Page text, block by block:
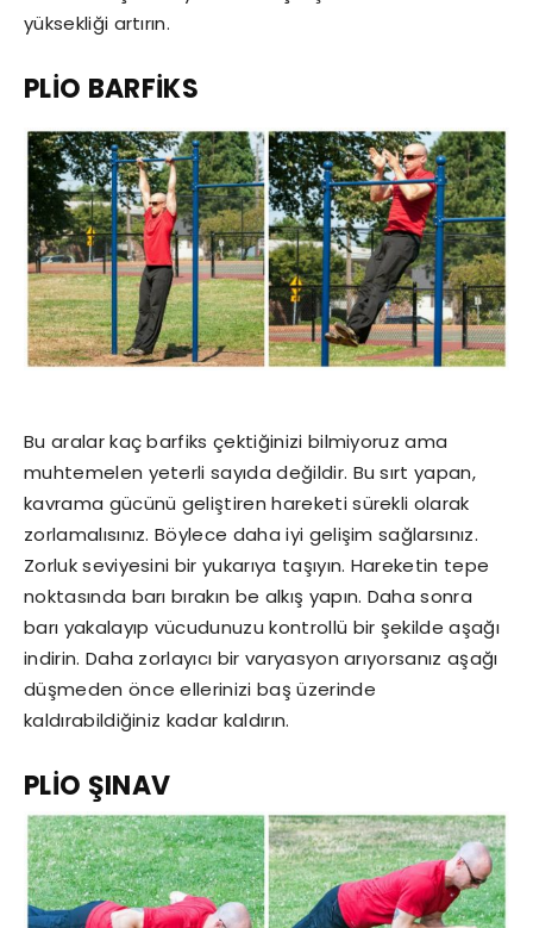
yüksekliği artırın.
PLİO BARFİKS
Bu aralar kaç barfiks çektiğinizi bilmiyoruz ama
muhtemelen yeterli sayıda değildir. Bu sırt yapan,
kavrama gücünü geliştiren hareketi sürekli olarak
zorlamalısınız. Böylece daha iyi gelişim sağlarsınız.
Zorluk seviyesini bir yukarıya taşıyın. Hareketin tepe
noktasında barı bırakın be alkış yapın. Daha sonra
barı yakalayıp vücudunuzu kontrollü bir şekilde aşağı
indirin. Daha zorlayıcı bir varyasyon arıyorsanız aşağı
düşmeden önce ellerinizi baş üzerinde
kaldırabildiğiniz kadar kaldırın.
PLİO ŞINAV